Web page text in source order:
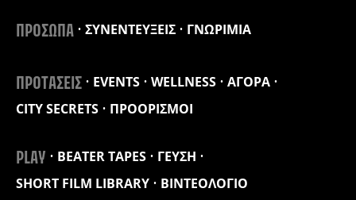
ΠΡΟΣΩΠΑ ΣΥΝΕΝΤΕΥΞΕΙΣ ΓΝΩΡΙΜΙΑ
ΠΡΟΤΑΣΕΙΣ EVENTS WELLNESS
ΑΓΟΡΑ
CITY SECRETS
ΠΡΟΟΡΙΣΜΟΙ
PLAY BEATER TAPES
ΓΕΥΣΗ
SHORT FILM LIBRARY
ΒΙΝΤΕΟΛΟΓΙΟ